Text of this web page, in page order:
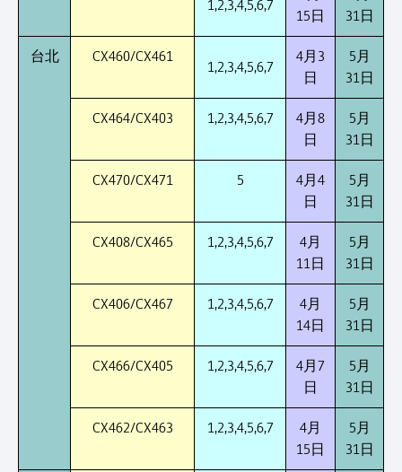
1,2,3,4,5,6,7
15日
31日
台北 CX460/CX461
1,2,3,4,5,6,7
4月3
日
5月
31日
CX464/CX403 1,2,3,4,5,6,7
4月8
日
5月
31日
CX470/CX471 5
4月4
日
5月
31日
CX408/CX465 1,2,3,4,5,6,7
4月
11日
5月
31日
CX406/CX467 1,2,3,4,5,6,7
4月
14日
5月
31日
CX466/CX405 1,2,3,4,5,6,7
4月7
日
5月
31日
CX462/CX463 1,2,3,4,5,6,7
4月
15日
5月
31日